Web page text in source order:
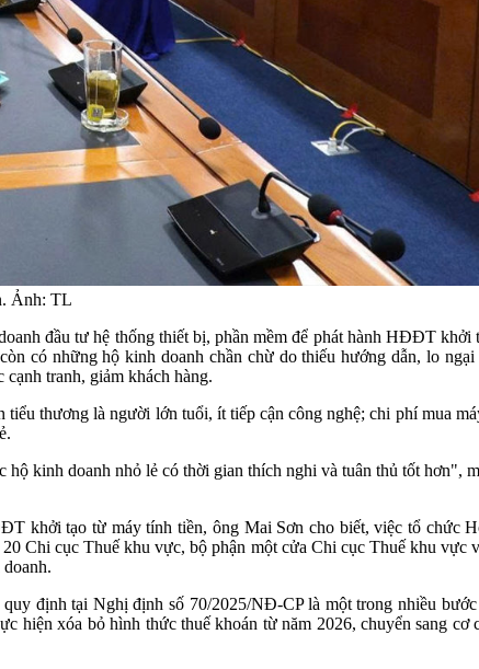
Ảnh: TL
đầu tư hệ thống thiết bị, phần mềm để phát hành HĐĐT
có những hộ kinh doanh chần chừ do thiếu hướng dẫn, lo
tranh, giảm khách hàng.
thương là người lớn tuổi, ít tiếp cận công nghệ; chi phí mua
kinh doanh nhỏ lẻ có thời gian thích nghi và tuân thủ tốt hơn",
khởi tạo từ máy tính tiền, ông Mai Sơn cho biết, việc tổ chức
Chi cục Thuế khu vực, bộ phận một cửa Chi cục Thuế khu vực
định tại Nghị định số 70/2025/NĐ-CP là một trong nhiều
hiện xóa bỏ hình thức thuế khoán từ năm 2026, chuyển sang